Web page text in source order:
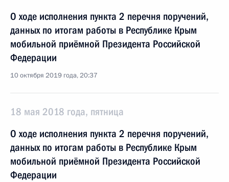
О ходе исполнения пункта 2 перечня поручений,
данных по итогам работы в Республике Крым
мобильной приёмной Президента Российской
Федерации
10 октября 2019 года, 20:37
18 мая 2018 года, пятница
О ходе исполнения пункта 2 перечня поручений,
данных по итогам работы в Республике Крым
мобильной приёмной Президента Российской
Федерации